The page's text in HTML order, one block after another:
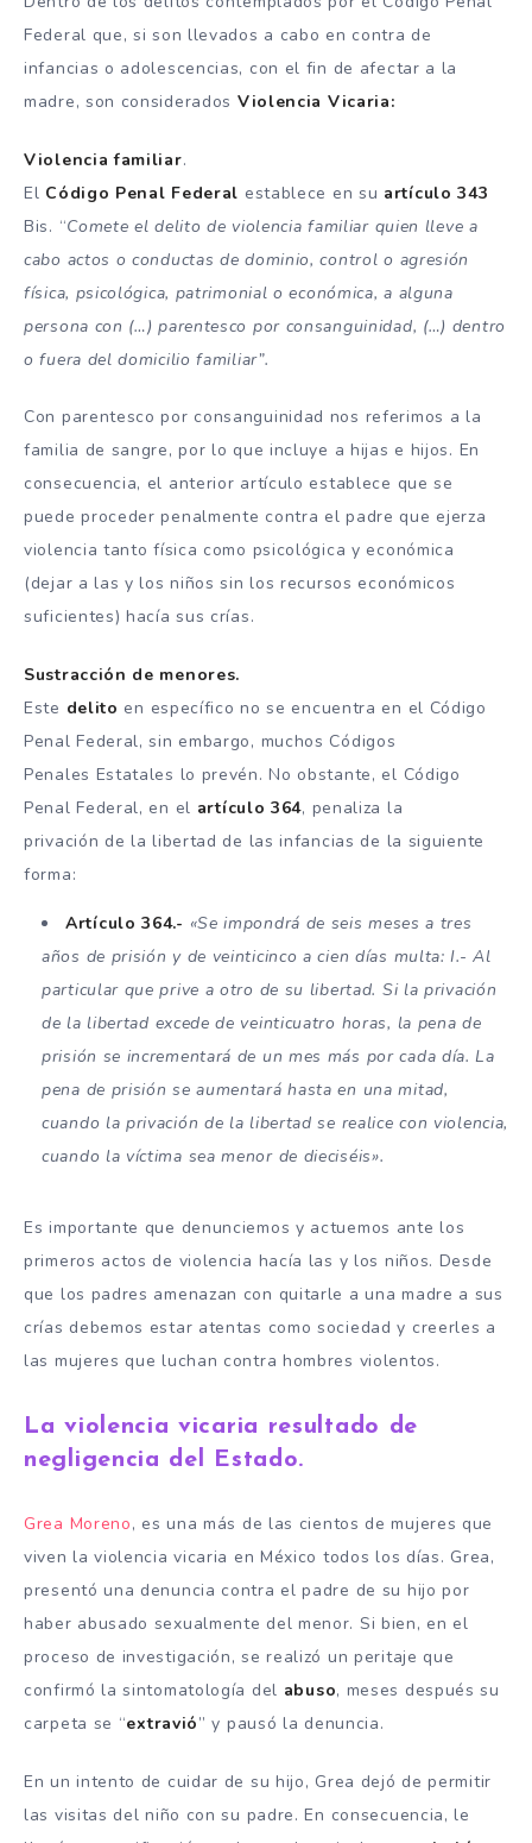
Federal que, si son llevados a cabo en contra de
infancias o adolescencias, con el fin de afectar a la
madre, son considerados Violencia Vicaria:
Violencia familiar.
El Código Penal Federal establece en su artículo 343
Bis. “Comete el delito de violencia familiar quien lleve a
cabo actos o conductas de dominio, control o agresión
física, psicológica, patrimonial o económica, a alguna
persona con (…) parentesco por consanguinidad, (…) dentro
o fuera del domicilio familiar”.
Con parentesco por consanguinidad nos referimos a la
familia de sangre, por lo que incluye a hijas e hijos. En
consecuencia, el anterior artículo establece que se
puede proceder penalmente contra el padre que ejerza
violencia tanto física como psicológica y económica
(dejar a las y los niños sin los recursos económicos
suficientes) hacía sus crías.
Sustracción de menores.
Este delito en específico no se encuentra en el Código
Penal Federal, sin embargo, muchos Códigos
Penales Estatales lo prevén. No obstante, el Código
Penal Federal, en el artículo 364, penaliza la
privación de la libertad de las infancias de la siguiente
forma:
Artículo 364.- «Se impondrá de seis meses a tres
años de prisión y de veinticinco a cien días multa: I.- Al
particular que prive a otro de su libertad. Si la privación
de la libertad excede de veinticuatro horas, la pena de
prisión se incrementará de un mes más por cada día. La
pena de prisión se aumentará hasta en una mitad,
cuando la privación de la libertad se realice con violencia,
cuando la víctima sea menor de dieciséis».
Es importante que denunciemos y actuemos ante los
primeros actos de violencia hacía las y los niños. Desde
que los padres amenazan con quitarle a una madre a sus
crías debemos estar atentas como sociedad y creerles a
las mujeres que luchan contra hombres violentos.
La violencia vicaria resultado de
negligencia del Estado.
Grea Moreno, es una más de las cientos de mujeres que
viven la violencia vicaria en México todos los días. Grea,
presentó una denuncia contra el padre de su hijo por
haber abusado sexualmente del menor. Si bien, en el
proceso de investigación, se realizó un peritaje que
confirmó la sintomatología del abuso, meses después su
carpeta se “extravió” y pausó la denuncia.
En un intento de cuidar de su hijo, Grea dejó de permitir
las visitas del niño con su padre. En consecuencia, le